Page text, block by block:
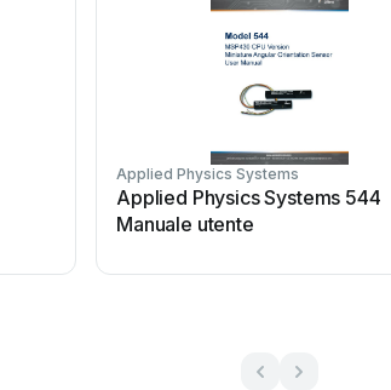
Applied Physics Systems
Applied Physics Systems 544
Manuale utente